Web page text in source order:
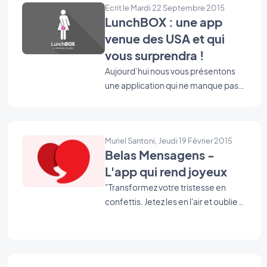
Ecrit le Mardi 22 Septembre 2015
LunchBOX : une app
venue des USA et qui
vous surprendra !
Aujourd’hui nous vous présentons
une application qui ne manque pas
découvert plus avant l’univers de la
marque, ça a tout simplement été le
coup de coeur. Ce qui en résulte ?
Une Beautiful App au concept chic
et décalé à la fois.
Muriel Santoni, Jeudi 19 Février 2015
Belas Mensagens -
L'app qui rend joyeux
"Transformez votre tristesse en
confettis. Jetez les en l'air et oubliez